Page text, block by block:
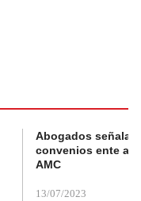
Abogados
convenios ente
AMC
13/07/2023